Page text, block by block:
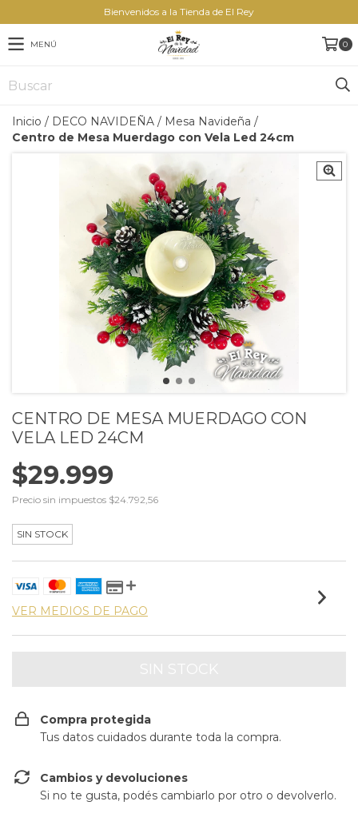
Bienvenidos a la Tienda de El Rey
MENÚ 0
Inicio / DECO NAVIDEÑA / Mesa Navideña /
Centro de Mesa Muerdago con Vela Led 24cm
CENTRO DE MESA MUERDAGO CON
VELA LED 24CM
$29.999
Precio sin impuestos $24.792,56
SIN STOCK
VER MEDIOS DE PAGO
Compra protegida
Tus datos cuidados durante toda la compra.
Cambios y devoluciones
Si no te gusta, podés cambiarlo por otro o devolverlo.